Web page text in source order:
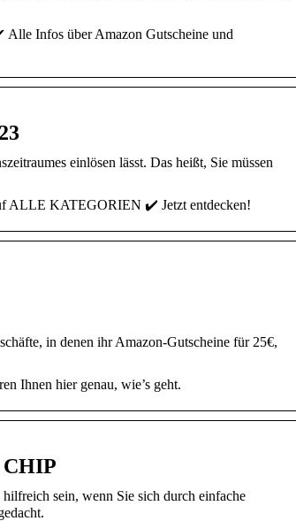
Infos über Amazon Gutscheine und
einlösen lässt. Das heißt, Sie müssen
ALLE KATEGORIEN ✔️ Jetzt entdecken!
in denen ihr Amazon-Gutscheine für 25€,
Ihnen hier genau, wie’s geht.
CHIP
sein, wenn Sie sich durch einfache